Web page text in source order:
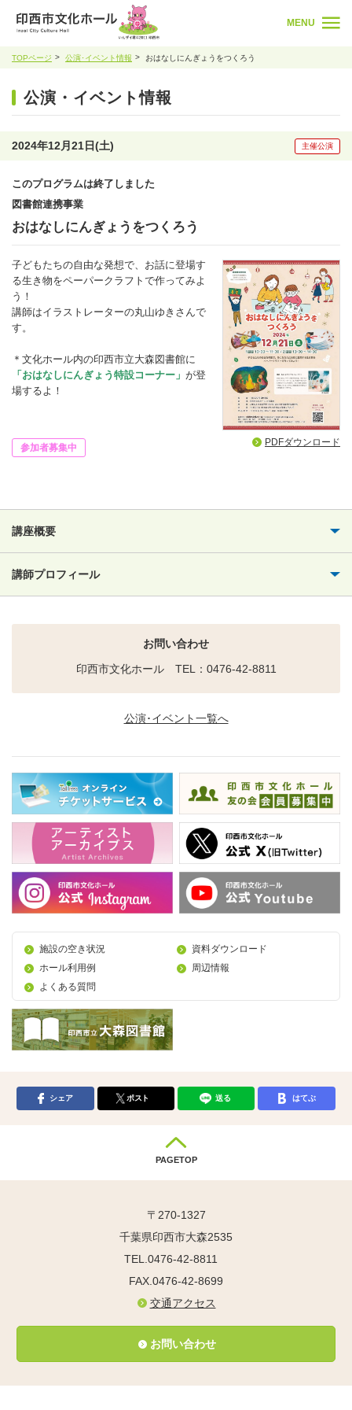
MENU
TOPページ 公演･イベント情報 おはなしにんぎょうをつくろう
公演・イベント情報
2024年12月21日(土) 主催公演
このプログラムは終了しました
図書館連携事業
おはなしにんぎょうをつくろう
子どもたちの自由な発想で、お話に登場す
る生き物をペーパークラフトで作ってみよ
う！
講師はイラストレーターの丸山ゆきさんで
す。
＊文化ホール内の印西市立大森図書館に
「おはなしにんぎょう特設コーナー」 が登
場するよ！
参加者募集中
PDFダウンロード
講座概要
講師プロフィール
お問い合わせ
印西市文化ホール TEL：0476-42-8811
公演･イベント一覧へ
施設の空き状況
資料ダウンロード
ホール利用例
周辺情報
よくある質問
シェア ポスト 送る はてぶ
PAGETOP
〒270-1327
千葉県印西市大森2535
TEL.0476-42-8811
FAX.0476-42-8699
交通アクセス
お問い合わせ